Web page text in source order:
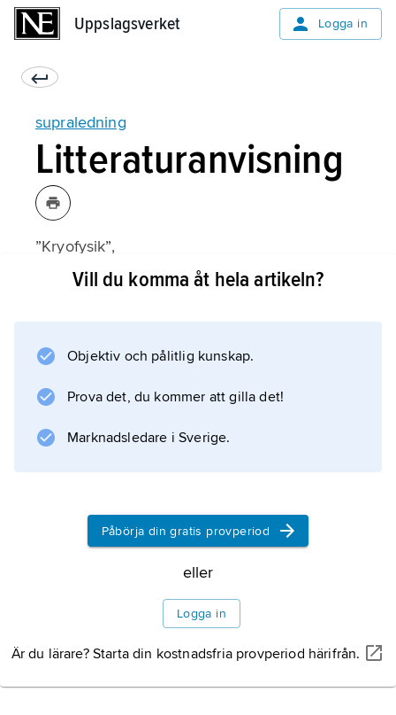
Uppslagsverket Logga in
supraledning
Litteraturanvisning
”Kryofysik”,
KosmosVill du komma åt hela artikeln?
Objektiv och pålitlig kunskap.
Prova det, du kommer att gilla det!
Marknadsledare i Sverige.
Påbörja din gratis provperiod
eller
Logga in
Är du lärare? Starta din kostnadsfria provperiod härifrån.